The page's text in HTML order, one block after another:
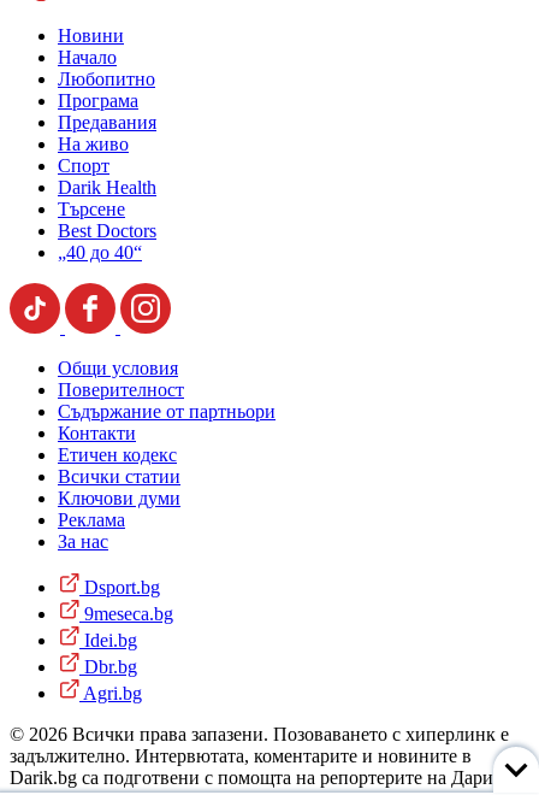
Новини
Начало
Любопитно
Програма
Предавания
На живо
Спорт
Darik Health
Търсене
Best Doctors
„40 до 40“
Общи условия
Поверителност
Съдържание от партньори
Контакти
Етичен кодекс
Всички статии
Ключови думи
Реклама
За нас
Dsport.bg
9meseca.bg
Idei.bg
Dbr.bg
Agri.bg
© 2026 Всички права запазени. Позоваването с хиперлинк е
задължително. Интервютата, коментарите и новините в
Darik.bg са подготвени с помощта на репортерите на Дарик